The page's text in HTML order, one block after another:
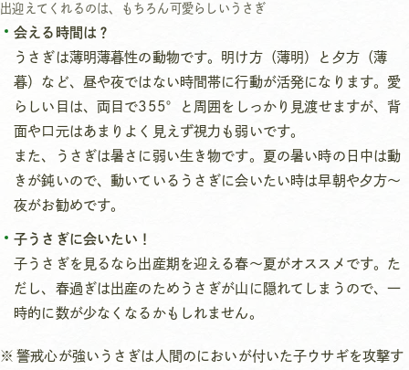
出迎えてくれるのは、もちろん可愛らしいうさぎ
会える時間は？
うさぎは薄明薄暮性の動物です。明け方（薄明）と夕方（薄
暮）など、昼や夜ではない時間帯に行動が活発になります。愛
らしい目は、両目で355°と周囲をしっかり見渡せますが、背
面や口元はあまりよく見えず視力も弱いです。
また、うさぎは暑さに弱い生き物です。夏の暑い時の日中は動
きが鈍いので、動いているうさぎに会いたい時は早朝や夕方～
夜がお勧めです。
子うさぎに会いたい！
子うさぎを見るなら出産期を迎える春～夏がオススメです。た
だし、春過ぎは出産のためうさぎが山に隠れてしまうので、一
時的に数が少なくなるかもしれません。
警戒心が強いうさぎは人間のにおいが付いた子ウサギを攻撃す